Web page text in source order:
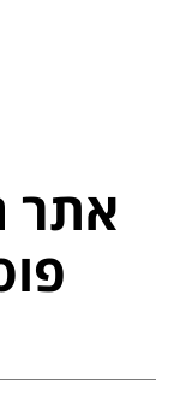
אתר